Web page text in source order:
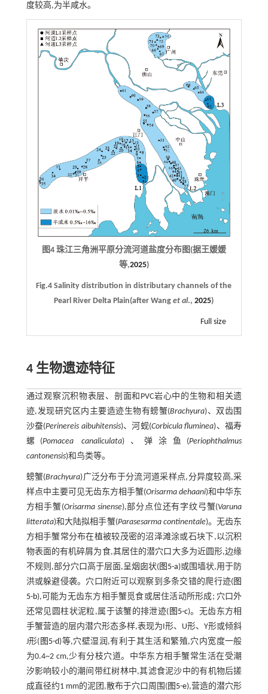
度较高,为半咸水。
图4 珠江三角洲平原分流河道盐度分布图(据王媛媛
等,2025)
Fig.4 Salinity distribution in distributary channels of the
Pearl River Delta Plain(after Wanget al.,2025)
Full size
4 生物遗迹特征
通过观察沉积物表层、剖面和PVC岩心中的生物和相关遗
迹,发现研究区内主要造迹生物有螃蟹(Brachyura)、双齿围
沙蚕(Perinereis aibuhitensis)、河蚬(Corbicula fluminea)、福寿
螺(Pomacea canaliculata)、弹涂鱼(Periophthalmus
cantonensis)和鸟类等。
螃蟹(Brachyura)广泛分布于分流河道采样点,分异度较高,采
样点中主要可见无齿东方相手蟹(Orisarma dehaani)和中华东
方相手蟹(Orisarma sinense),部分点位还有字纹弓蟹(Varuna
litterata)和大陆拟相手蟹(Parasesarma continentale)。无齿东
方相手蟹常分布在植被较茂密的沼泽滩涂或石块下,以沉积
物表面的有机碎屑为食,其居住的潜穴口大多为近圆形,边缘
不规则,部分穴口高于层面,呈烟囱状(图5-a)或围墙状,用于防
洪或躲避侵袭。穴口附近可以观察到多条交错的爬行迹(图
5-b),可能为无齿东方相手蟹觅食或居住活动所形成; 穴口外
还常见圆柱状泥粒,属于该蟹的排泄迹( 图5-c)。无齿东方相
手蟹营造的层内潜穴形态多样,表现为I形、U形、Y形或倾斜
J形( 图5-d)等,穴壁湿润,有利于其生活和繁殖,穴内宽度一般
为0.4~2 cm,少有分枝穴道。中华东方相手蟹常生活在受潮
汐影响较小的潮间带红树林中,其滤食泥沙中的有机物后搓
成直径约1 mm的泥团,散布于穴口周围(图5-e),营造的潜穴形